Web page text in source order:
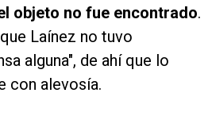
objeto no fue encontrado.
Laínez no tuvo
alguna", de ahí que lo
con alevosía.